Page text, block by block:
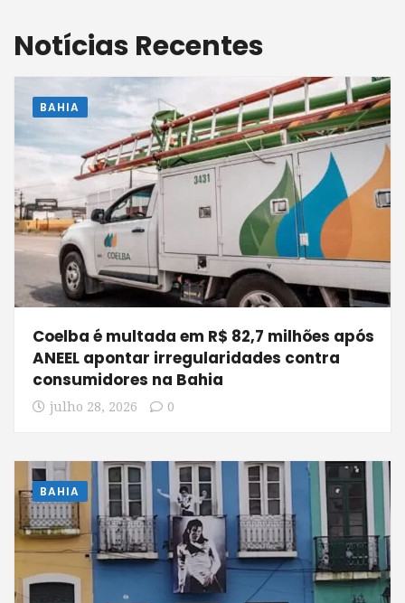
Notícias Recentes
BAHIA
Coelba é multada em R$ 82,7 milhões após
ANEEL apontar irregularidades contra
consumidores na Bahia
julho 28, 2026 0
BAHIA